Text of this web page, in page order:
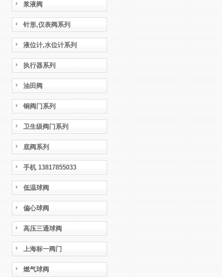
浆液阀
针形,仪表阀系列
液位计,水位计系列
执行器系列
油田阀
铜阀门系列
卫生级阀门系列
底阀系列
手机 13817855033
低温球阀
偏心球阀
高压三通球阀
上海标一阀门
燃气球阀